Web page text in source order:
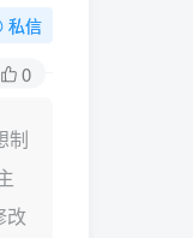
私信
0
制
改